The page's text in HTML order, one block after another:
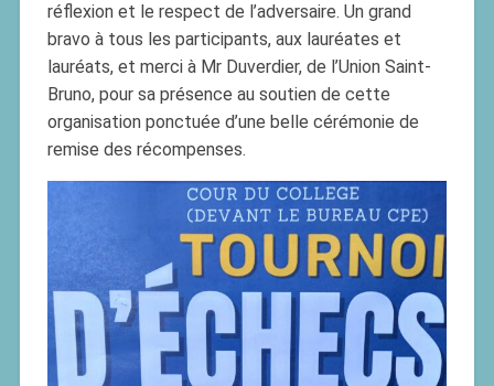
réflexion et le respect de l’adversaire. Un grand
bravo à tous les participants, aux lauréates et
lauréats, et merci à Mr Duverdier, de l’Union Saint-
Bruno, pour sa présence au soutien de cette
organisation ponctuée d’une belle cérémonie de
remise des récompenses.